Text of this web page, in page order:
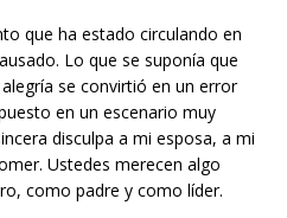
que ha estado circulando en
Lo que se suponía que
se convirtió en un error
en un escenario muy
disculpa a mi esposa, a mi
Ustedes merecen algo
como padre y como líder.